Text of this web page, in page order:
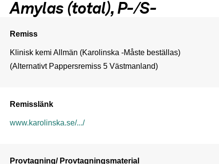
Amylas (total), P-/S-
Remiss
Klinisk kemi Allmän (Karolinska -Måste beställas)
(Alternativt Pappersremiss 5 Västmanland)
Remisslänk
www.karolinska.se/.../
Provtagning/ Provtagningsmaterial